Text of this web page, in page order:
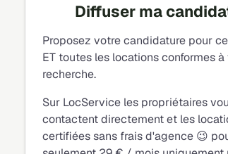
Diffuser ma
Proposez votre candidature pour
ET toutes les locations conformes
recherche.
Sur LocService les propriétaires
contactent directement et les
certifiées sans frais d'agence 😉